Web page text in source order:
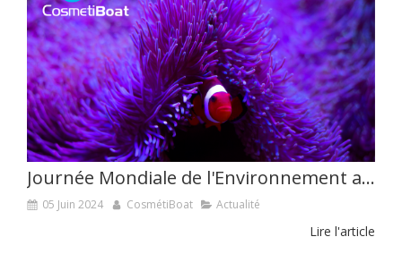
Journée Mondiale de l'Environnement avec CosmétiBoat
05 Juin 2024 CosmétiBoat Actualité
Lire l'article